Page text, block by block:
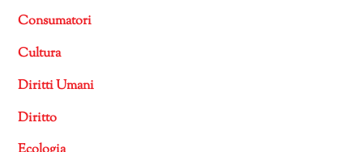
Consumatori
Cultura
Diritti Umani
Diritto